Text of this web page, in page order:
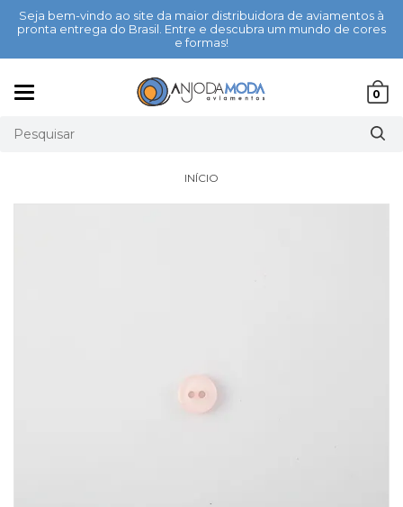
Seja bem-vindo ao site da maior distribuidora de aviamentos à
pronta entrega do Brasil. Entre e descubra um mundo de cores
e formas!
0
INÍCIO